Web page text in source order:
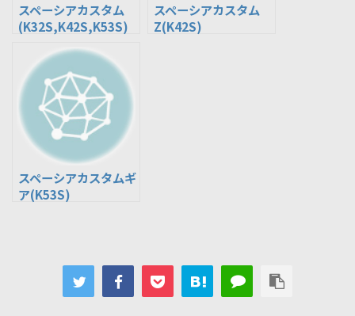
スペーシアカスタム
(K32S,K42S,K53S)
スペーシアカスタム
Z(K42S)
スペーシアカスタムギ
ア(K53S)